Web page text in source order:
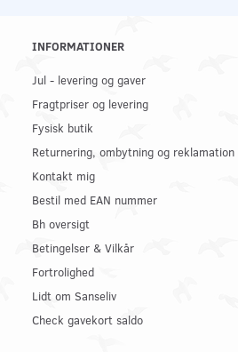
INFORMATIONER
Jul - levering og gaver
Fragtpriser og levering
Fysisk butik
Returnering, ombytning og reklamation
Kontakt mig
Bestil med EAN nummer
Bh oversigt
Betingelser & Vilkår
Fortrolighed
Lidt om Sanseliv
Check gavekort saldo